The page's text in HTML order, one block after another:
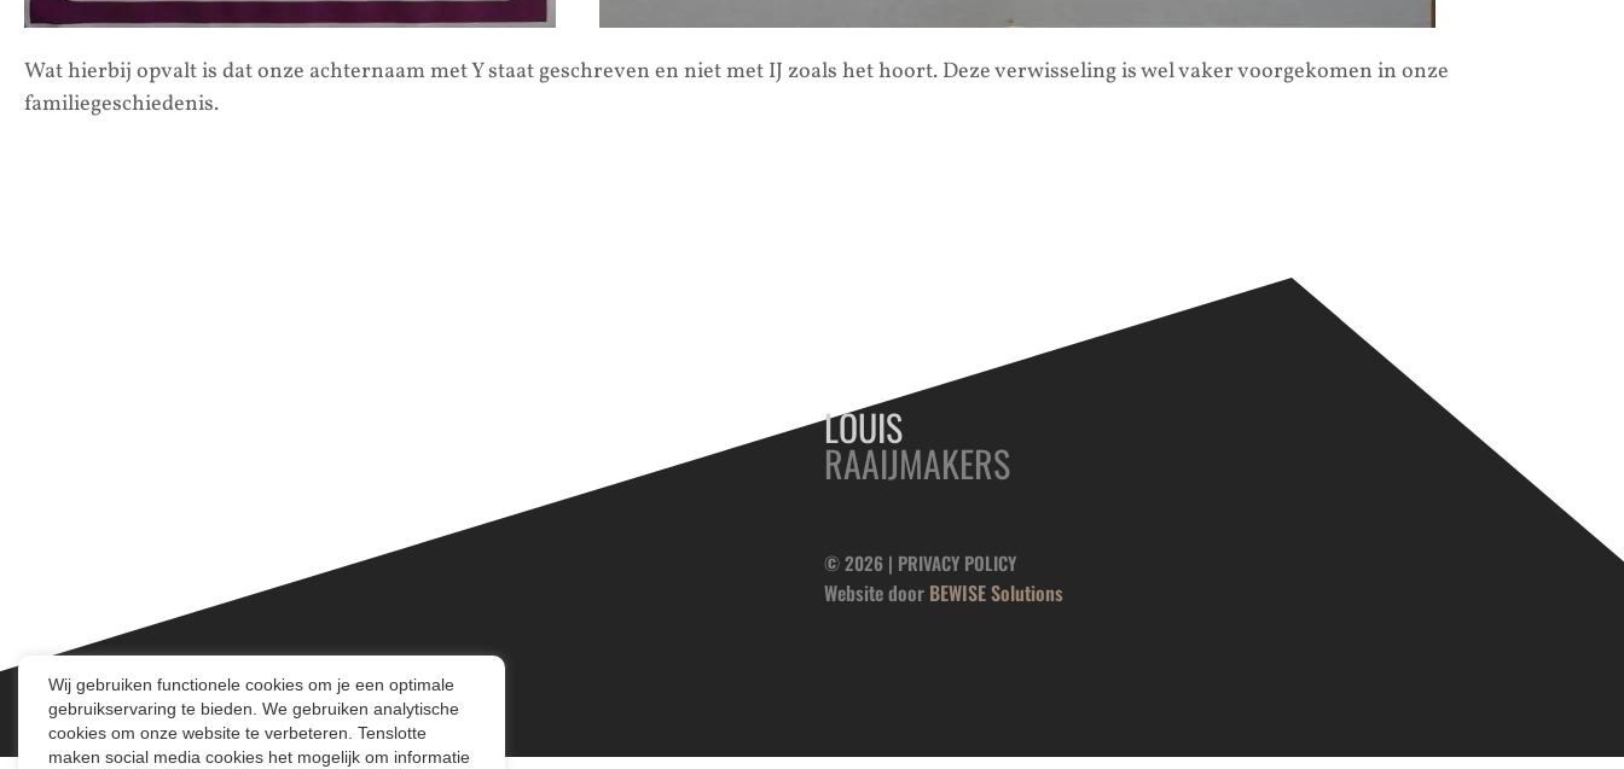
Wat hierbij opvalt is dat onze achternaam met Y staat geschreven en niet met IJ zoals het hoort. Deze verwisseling is wel vaker voorgekomen in onze
familiegeschiedenis.
LOUIS
RAAIJMAKERS
© 2026 | PRIVACY POLICY
Website door BEWISE Solutions
Wij gebruiken functionele cookies om je een optimale
gebruikservaring te bieden. We gebruiken analytische
cookies om onze website te verbeteren. Tenslotte
maken social media cookies het mogelijk om informatie